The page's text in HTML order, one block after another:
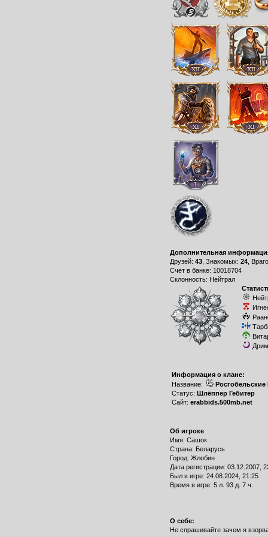
Дополнительная
Друзей: 43, Знакомых: 24,
Счет в банке: 10018704
Склонность: Нейтрал
Информация о клане:
Название:
Росгобельские
Статус: Шлёппер Гебитер
Сайт: erabbids.500mb.net
Об игроке
Имя: Сашок
Страна: Беларусь
Город: Жлобин
Дата регистрации: 03.12.2007,
Был в игре: 24.08.2024, 21:25
Время в игре: 5 л. 93 д. 7 ч.
О себе:
Не спрашивайте зачем я